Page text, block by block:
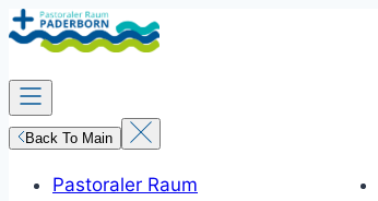
Zum
Inhalt
springen
Back To Main
Pastoraler Raum